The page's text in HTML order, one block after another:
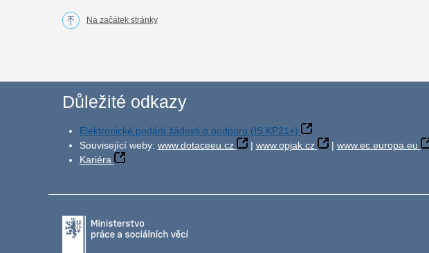
Na začátek stránky
Důležité odkazy
Elektronické podání žádosti o podporu (IS KP21+)
Související weby: www.dotaceeu.cz | www.opjak.cz | www.ec.europa.eu
Kariéra